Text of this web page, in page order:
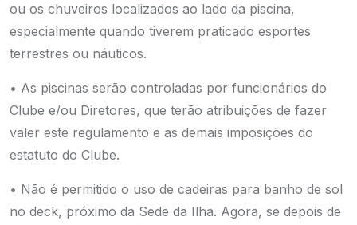
ou os chuveiros localizados ao lado da piscina,
especialmente quando tiverem praticado esportes
terrestres ou náuticos.
• As piscinas serão controladas por funcionários do
Clube e/ou Diretores, que terão atribuições de fazer
valer este regulamento e as demais imposições do
estatuto do Clube.
• Não é permitido o uso de cadeiras para banho de sol
no deck, próximo da Sede da Ilha. Agora, se depois de